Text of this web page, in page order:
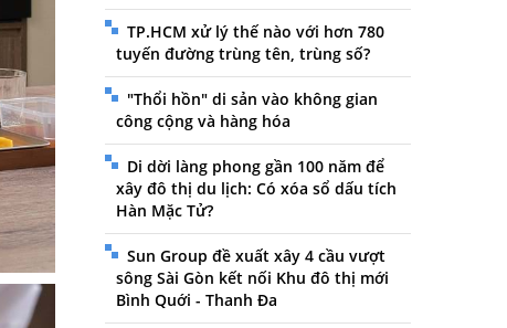
TP.HCM xử lý thế nào với hơn 780
tuyến đường trùng tên, trùng số?
"Thổi hồn" di sản vào không gian
công cộng và hàng hóa
Di dời làng phong gần 100 năm để
xây đô thị du lịch: Có xóa sổ dấu tích
Hàn Mặc Tử?
Sun Group đề xuất xây 4 cầu vượt
sông Sài Gòn kết nối Khu đô thị mới
Bình Quới - Thanh Đa